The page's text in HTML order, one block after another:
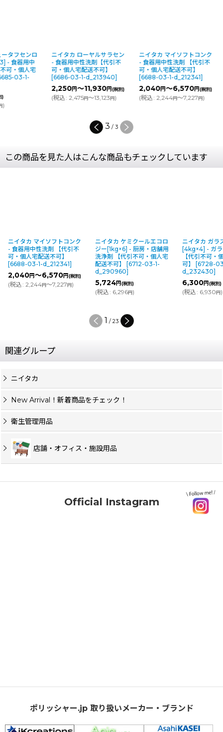
タフセンロ
- 食器用中
可・個人宅
03-1-
)
)
ニイタカ ローヤルサラセン
- 食器用中性洗剤【代引不
可・個人宅配送不可】
[6686-03-1-d_213940]
2,250円～11,930円(税別)
(税込: 2,475円～13,123円)
ニイタカ マイソフトコンク
- 食器用中性洗剤 【代引不
可・個人宅配送不可】
[6688-03-1-d_212341]
2,040円～6,570円(税別)
(税込: 2,244円～7,227円)
3 / 3
この商品を見た人はこんな商品もチェックしています
ニイタカ マイソフトコンク
- 食器用中性洗剤 【代引不
可・個人宅配送不可】
[6688-03-1-d_212341]
2,040円～6,570円(税別)
(税込: 2,244円～7,227円)
ニイタカ ケミクールエコロ
ジー[1kg×6] - 厨房・店舗用
洗浄剤 【代引不可・個人宅
配送不可】
[6712-03-1-
d_290960]
5,724円(税別)
(税込: 6,296円)
ニイタカ ガラ
[4kg×4] - ガラ
【代引不可・
可】
[6728-
d_232430]
6,300円(税別)
(税込: 6,930円)
1 / 23
関連グループ
ニイタカ
New Arrival！新着商品をチェック！
衛生管理用品
店舗・オフィス・施設用品
Official Instagram
ポリッシャー.jp 取り扱いメーカー・ブランド